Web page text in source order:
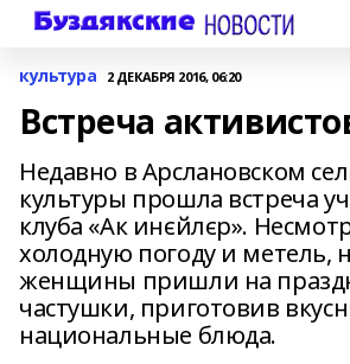
культура 2 ДЕКАБРЯ 2016, 06:20
Встреча
Недавно в Арслановском
культуры прошла встреча
клуба «Ак инєйлєр».
холодную погоду и метель,
женщины пришли на
частушки, приготовив
национальные блюда.